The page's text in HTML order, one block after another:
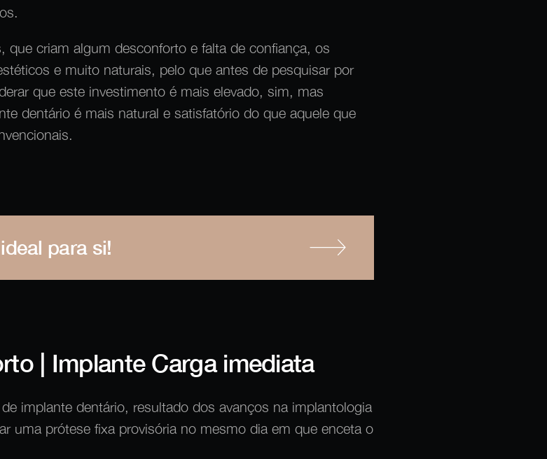
que criam algum desconforto e falta de confiança, os
e muito naturais, pelo que antes de pesquisar por
que este investimento é mais elevado, sim, mas
dentário é mais natural e satisfatório do que aquele que
para si!
| Implante Carga imediata
implante dentário, resultado dos avanços na implantologia
uma prótese fixa provisória no mesmo dia em que enceta o